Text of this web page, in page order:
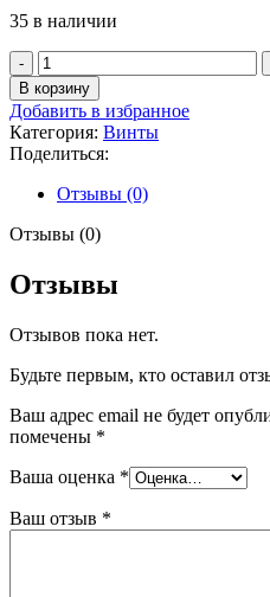
35 в наличии
Количество
товара
Винт
DIN965
М5*30
В корзину
Добавить в избранное
Категория: Винты
Поделиться:
Отзывы (0)
Отзывы (0)
Отзывы
Отзывов пока нет.
Будьте первым, кто оставил
Ваш адрес email не будет
помечены *
Ваша оценка *
Ваш отзыв *